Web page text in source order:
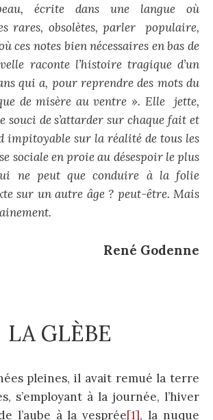
écrite dans une langue où
rares, obsolètes, parler populaire,
ces notes bien nécessaires en bas de
raconte l’histoire tragique d’un
qui a, pour reprendre des mots du
de misère au ventre ». Elle jette,
souci de s’attarder sur chaque fait et
impitoyable sur la réalité de tous les
sociale en proie au désespoir le plus
ne peut que conduire à la folie
sur un autre âge ? peut-être. Mais
René Godenne
LA GLÈBE
pleines, il avait remué la terre
s’employant à la journée, l’hiver
l’aube à la vesprée[1], la nuque